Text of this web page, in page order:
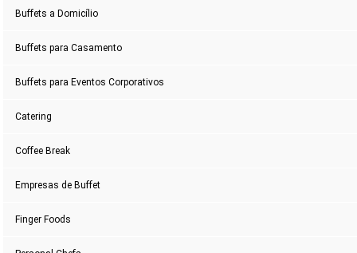
Buffets a Domicílio
Buffets para Casamento
Buffets para Eventos Corporativos
Catering
Coffee Break
Empresas de Buffet
Finger Foods